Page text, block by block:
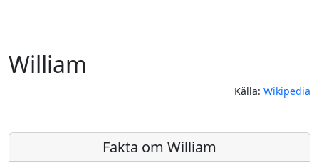
William
Källa: Wikipedia
Fakta om William